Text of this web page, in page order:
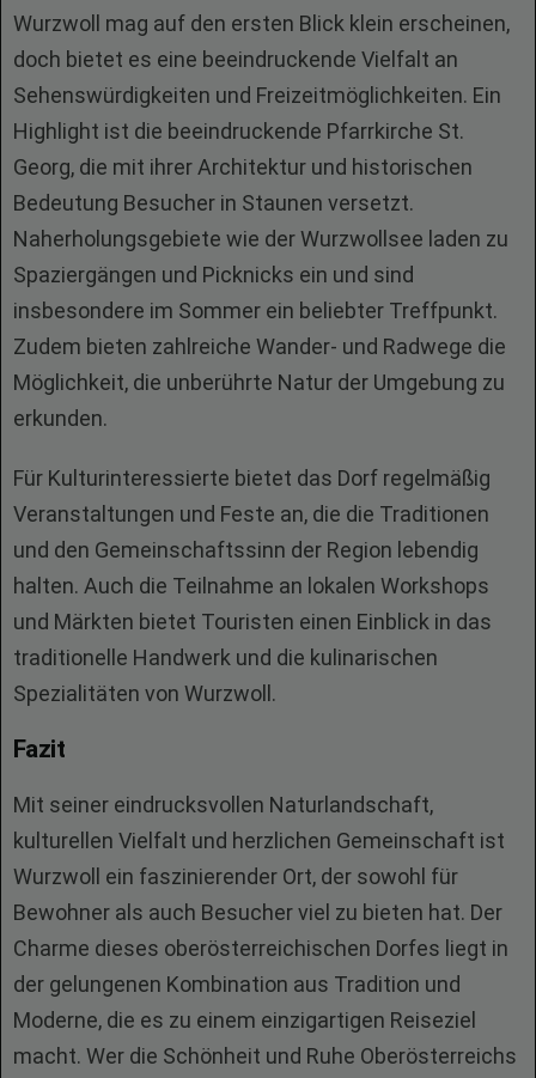
Wurzwoll mag auf den ersten Blick klein erscheinen,
doch bietet es eine beeindruckende Vielfalt an
Sehenswürdigkeiten und Freizeitmöglichkeiten. Ein
Highlight ist die beeindruckende Pfarrkirche St.
Georg, die mit ihrer Architektur und historischen
Bedeutung Besucher in Staunen versetzt.
Naherholungsgebiete wie der Wurzwollsee laden zu
Spaziergängen und Picknicks ein und sind
insbesondere im Sommer ein beliebter Treffpunkt.
Zudem bieten zahlreiche Wander- und Radwege die
Möglichkeit, die unberührte Natur der Umgebung zu
erkunden.
Für Kulturinteressierte bietet das Dorf regelmäßig
Veranstaltungen und Feste an, die die Traditionen
und den Gemeinschaftssinn der Region lebendig
halten. Auch die Teilnahme an lokalen Workshops
und Märkten bietet Touristen einen Einblick in das
traditionelle Handwerk und die kulinarischen
Spezialitäten von Wurzwoll.
Fazit
Mit seiner eindrucksvollen Naturlandschaft,
kulturellen Vielfalt und herzlichen Gemeinschaft ist
Wurzwoll ein faszinierender Ort, der sowohl für
Bewohner als auch Besucher viel zu bieten hat. Der
Charme dieses oberösterreichischen Dorfes liegt in
der gelungenen Kombination aus Tradition und
Moderne, die es zu einem einzigartigen Reiseziel
macht. Wer die Schönheit und Ruhe Oberösterreichs